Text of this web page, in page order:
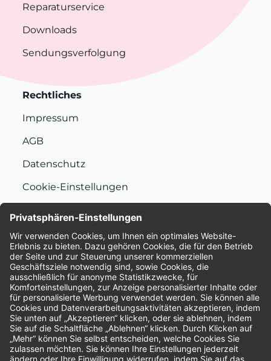
Reparaturservice
Downloads
Sendungsverfolgung
Rechtliches
Impressum
AGB
Datenschutz
Cookie-Einstellungen
Bewertungen